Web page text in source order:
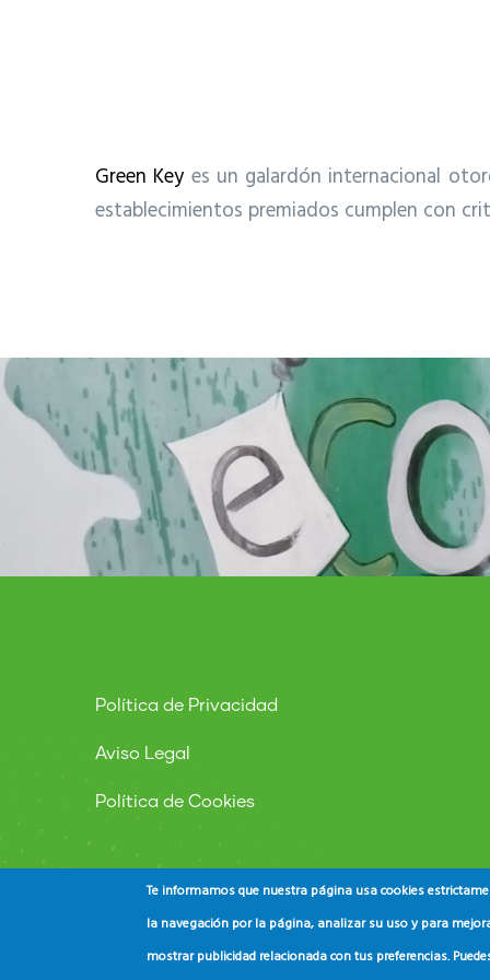
Green Key es un galardón internacional
establecimientos premiados cumplen con
Política de Privacidad
Aviso Legal
Política de Cookies
© Copyright ADEAC2023. All Rights Reserved.
Te informamos que nuestra página usa cookies
la navegación por la página, analizar su uso y para
mostrar publicidad relacionada con tus preferencias.